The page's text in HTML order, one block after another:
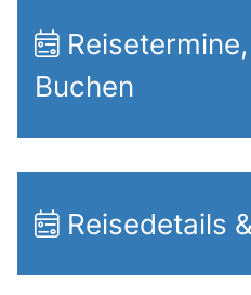
Österreich
Buchen
Reisedetails